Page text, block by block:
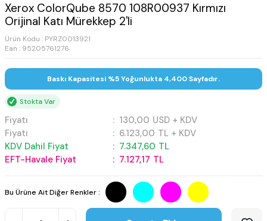
Xerox ColorQube 8570 108R00937 Kırmızı
Orijinal Katı Mürekkep 2'li
Ürün Kodu : PYRZ0013921
Ean : 95205761276
Baskı Kapasitesi %5 Yoğunlukta 4,400 Sayfadır.
Stokta Var
Fiyatı : 130,00 USD + KDV
Fiyatı
: 6.123,00 TL + KDV
KDV Dahil Fiyat
: 7.347,60 TL
EFT-Havale Fiyat
: 7.127,17 TL
Bu Ürüne Ait Diğer Renkler :